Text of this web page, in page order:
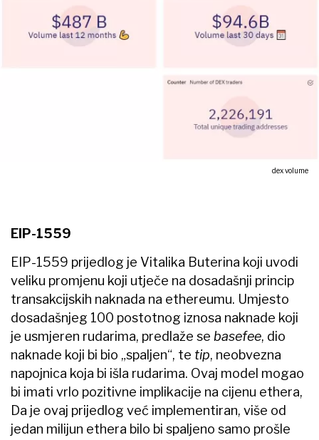
dex volume
EIP-1559
EIP-1559 prijedlog je Vitalika Buterina koji uvodi
veliku promjenu koji utječe na dosadašnji princip
transakcijskih naknada na ethereumu. Umjesto
dosadašnjeg 100 postotnog iznosa naknade koji
je usmjeren rudarima, predlaže se basefee, dio
naknade koji bi bio „spaljen“, te tip, neobvezna
napojnica koja bi išla rudarima. Ovaj model mogao
bi imati vrlo pozitivne implikacije na cijenu ethera,
Da je ovaj prijedlog već implementiran, više od
jedan milijun ethera bilo bi spaljeno samo prošle